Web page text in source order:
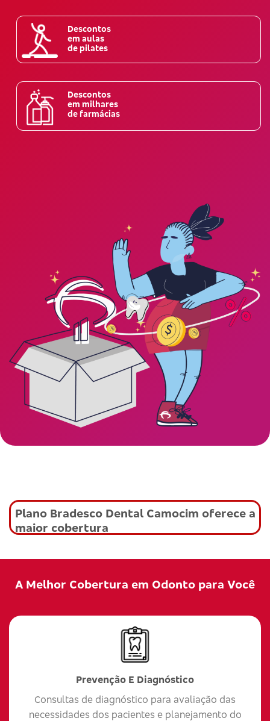
Descontos
em aulas
de pilates
Descontos
em milhares
de farmácias
Plano Bradesco Dental Camocim oferece a
maior cobertura
A Melhor Cobertura em Odonto para Você
Prevenção E Diagnóstico
Consultas de diagnóstico para avaliação das
necessidades dos pacientes e planejamento do